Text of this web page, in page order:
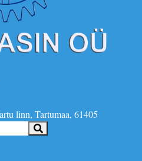
linn, Tartumaa, 61405